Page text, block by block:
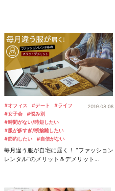
#オフィス #デート
#ライフ
#女子会
#悩み別
#時間がない/時短したい
#服が多すぎ/断捨離したい
#節約したい
#自信がない
2019.08.08
毎月違う服が自宅に届く！ “ファッション
レンタル”のメリット＆デメリット...